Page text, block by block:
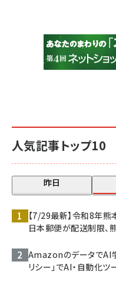
人気記事トップ10
昨日
【7/29最新】令和8年熊
日本郵便が配送制限、
AmazonのデータでAI
リシー」でAI・自動化